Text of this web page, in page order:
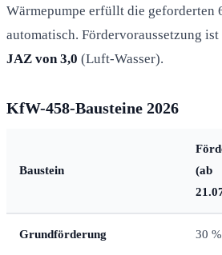
Wärmepumpe erfüllt die geforderten
automatisch. Fördervoraussetzung ist
JAZ von 3,0 (Luft-Wasser).
KfW-458-Bausteine 2026
Baustein
(ab
Grundförderung 30 %